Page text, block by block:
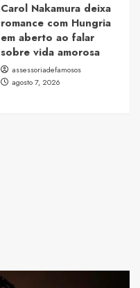
Carol Nakamura deixa
romance com Hungria
em aberto ao falar
sobre vida amorosa
assessoriadefamosos
agosto 7, 2026